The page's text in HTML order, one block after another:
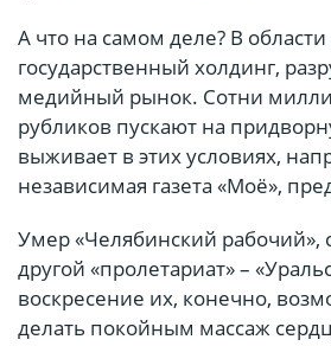
А что на самом деле? В
государственный холдинг,
медийный рынок. Сотни
рубликов пускают на
выживает в этих условиях,
независимая газета «Моё»,
Умер «Челябинский рабочий»,
другой «пролетариат» –
воскресение их, конечно,
делать покойным массаж